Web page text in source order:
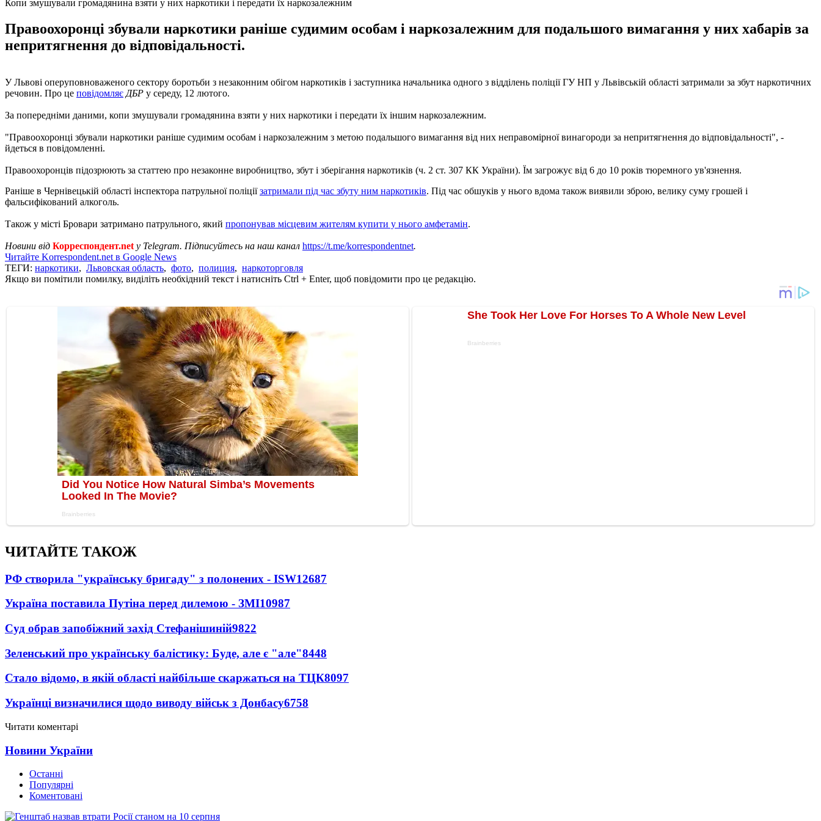
Копи змушували громадянина взяти у них наркотики і передати їх наркозалежним
Правоохоронці збували наркотики раніше судимим особам і наркозалежним для подальшого вимагання у них хабарів за
непритягнення до відповідальності.
У Львові оперуповноваженого сектору боротьби з незаконним обігом наркотиків і заступника начальника одного з відділень поліції ГУ НП у Львівській області затримали за збут наркотичних
речовин. Про це повідомляє ДБР у середу, 12 лютого.
За попередніми даними, копи змушували громадянина взяти у них наркотики і передати їх іншим наркозалежним.
"Правоохоронці збували наркотики раніше судимим особам і наркозалежним з метою подальшого вимагання від них неправомірної винагороди за непритягнення до відповідальності", -
йдеться в повідомленні.
Правоохоронців підозрюють за статтею про незаконне виробництво, збут і зберігання наркотиків (ч. 2 ст. 307 КК України). Їм загрожує від 6 до 10 років тюремного ув'язнення.
Раніше в Чернівецькій області інспектора патрульної поліціїзатримали під час збуту ним наркотиків. Під час обшуків у нього вдома також виявили зброю, велику суму грошей і
фальсифікований алкоголь.
Також у місті Бровари затримано патрульного, який пропонував місцевим жителям купити у нього амфетамін.
Новини від Корреспондент.net у Telegram. Підписуйтесь на наш канал https://t.me/korrespondentnet.
Читайте Korrespondent.net в Google News
ТЕГИ: наркотики, Львовская область, фото, полиция, наркоторговля
Якщо ви помітили помилку, виділіть необхідний текст і натисніть Ctrl + Enter, щоб повідомити про це редакцію.
ЧИТАЙТЕ ТАКОЖ
РФ створила "українську бригаду" з полонених - ISW12687
Україна поставила Путіна перед дилемою - ЗМІ10987
Суд обрав запобіжний захід Стефанішиній9822
Зеленський про українську балістику: Буде, але є "але"8448
Стало відомо, в якій області найбільше скаржаться на ТЦК8097
Українці визначилися щодо виводу військ з Донбасу6758
Читати коментарі
Новини України
Останні
Популярні
Коментовані